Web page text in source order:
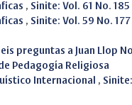
, Sinite: Vol. 61 No.
, Sinite: Vol. 59 No.
preguntas a Juan Llop
Pedagogía Religiosa
Internacional ,